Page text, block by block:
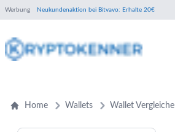
Werbung Neukundenaktion bei Bitvavo: Erhalte 20€
Home Wallets Wallet Vergleiche